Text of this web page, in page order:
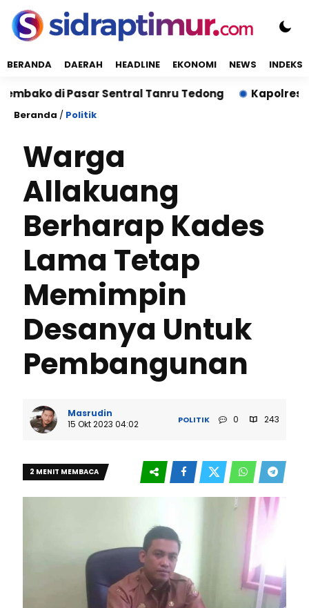
BERANDA DAERAH HEADLINE EKONOMI NEWS INDEKS
di Pasar Sentral Tanru Tedong Kapolres Sidrap
Beranda / Politik
Warga
Allakuang
Berharap Kades
Lama Tetap
Memimpin
Desanya Untuk
Pembangunan
Masrudin
15 Okt 2023 04:02
POLITIK 0 243
2 MENIT MEMBACA